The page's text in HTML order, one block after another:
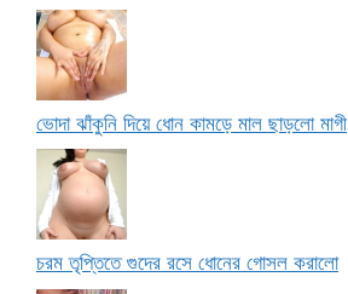
ভোদা ঝাঁকুনি দিয়ে ধোন কামড়ে মাল ছাড়লো মাগী
চরম তৃপ্তিতে গুদের রসে ধোনের গোসল করালো